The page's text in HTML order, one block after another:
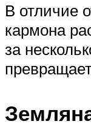
В отличие
кармона
за